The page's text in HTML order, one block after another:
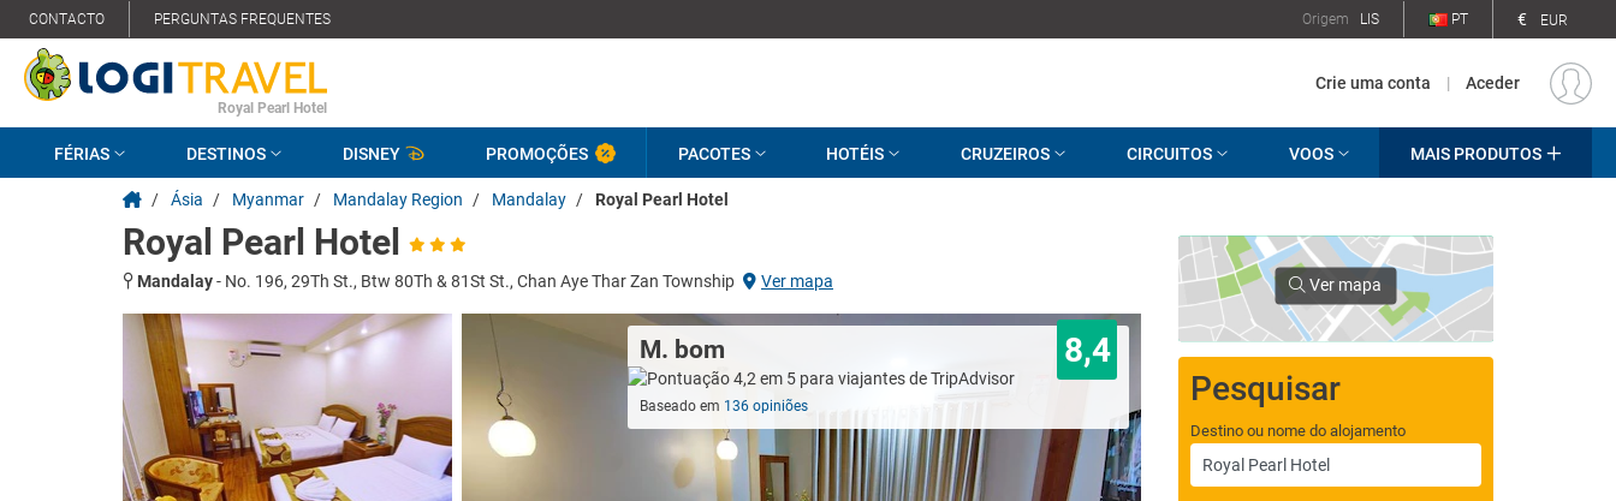
CONTACTO PERGUNTAS FREQUENTES Origem LIS PT € EUR
Royal Pearl Hotel
Crie uma conta | Aceder
FÉRIAS DESTINOS DISNEY PROMOÇÕES PACOTES HOTÉIS CRUZEIROS CIRCUITOS VOOS MAIS PRODUTOS
/ Ásia / Myanmar / Mandalay Region / Mandalay / Royal Pearl Hotel
Royal Pearl Hotel
Mandalay- No. 196, 29Th St., Btw 80Th & 81St St., Chan Aye Thar Zan Township Ver mapa
M. bom 8,4
Baseado em 136 opiniões
Ver mapa
Pesquisar
Destino ou nome do alojamento